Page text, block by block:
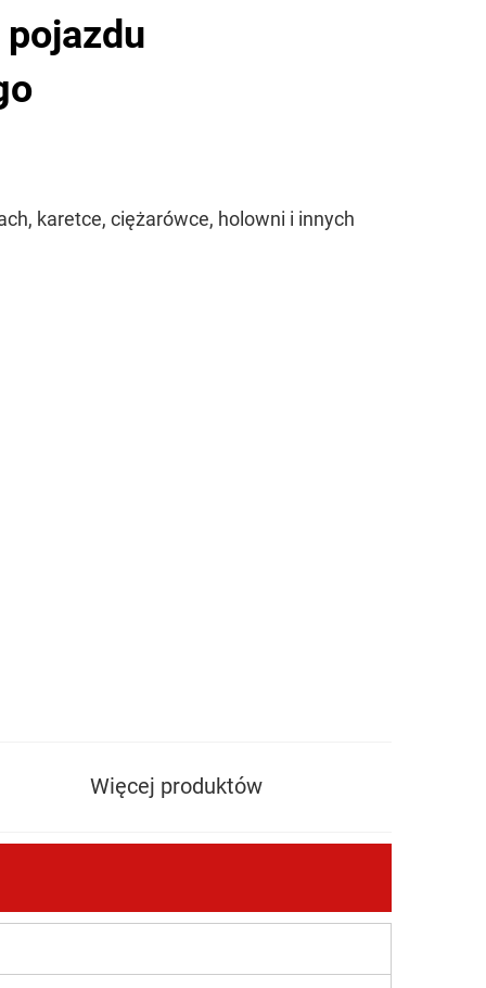
karetce, ciężarówce, holowni i innych
Więcej produktów